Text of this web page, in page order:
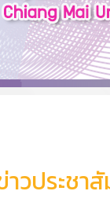
าวประชา